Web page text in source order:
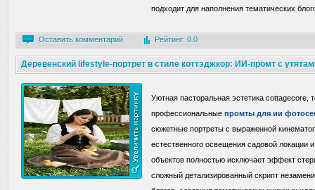
подходит для наполнения тематических
Оставить комментарий Рейтинг: 0.0
Деревенский lifestyle-портрет в стиле коттэджкор: ИИ-промт с
Уютная пасторальная эстетика cottagecore,
профессиональные промты для ии
сюжетные портреты с выраженной
естественного освещения садовой
объектов полностью исключает эффект
сложный детализированный скрипт